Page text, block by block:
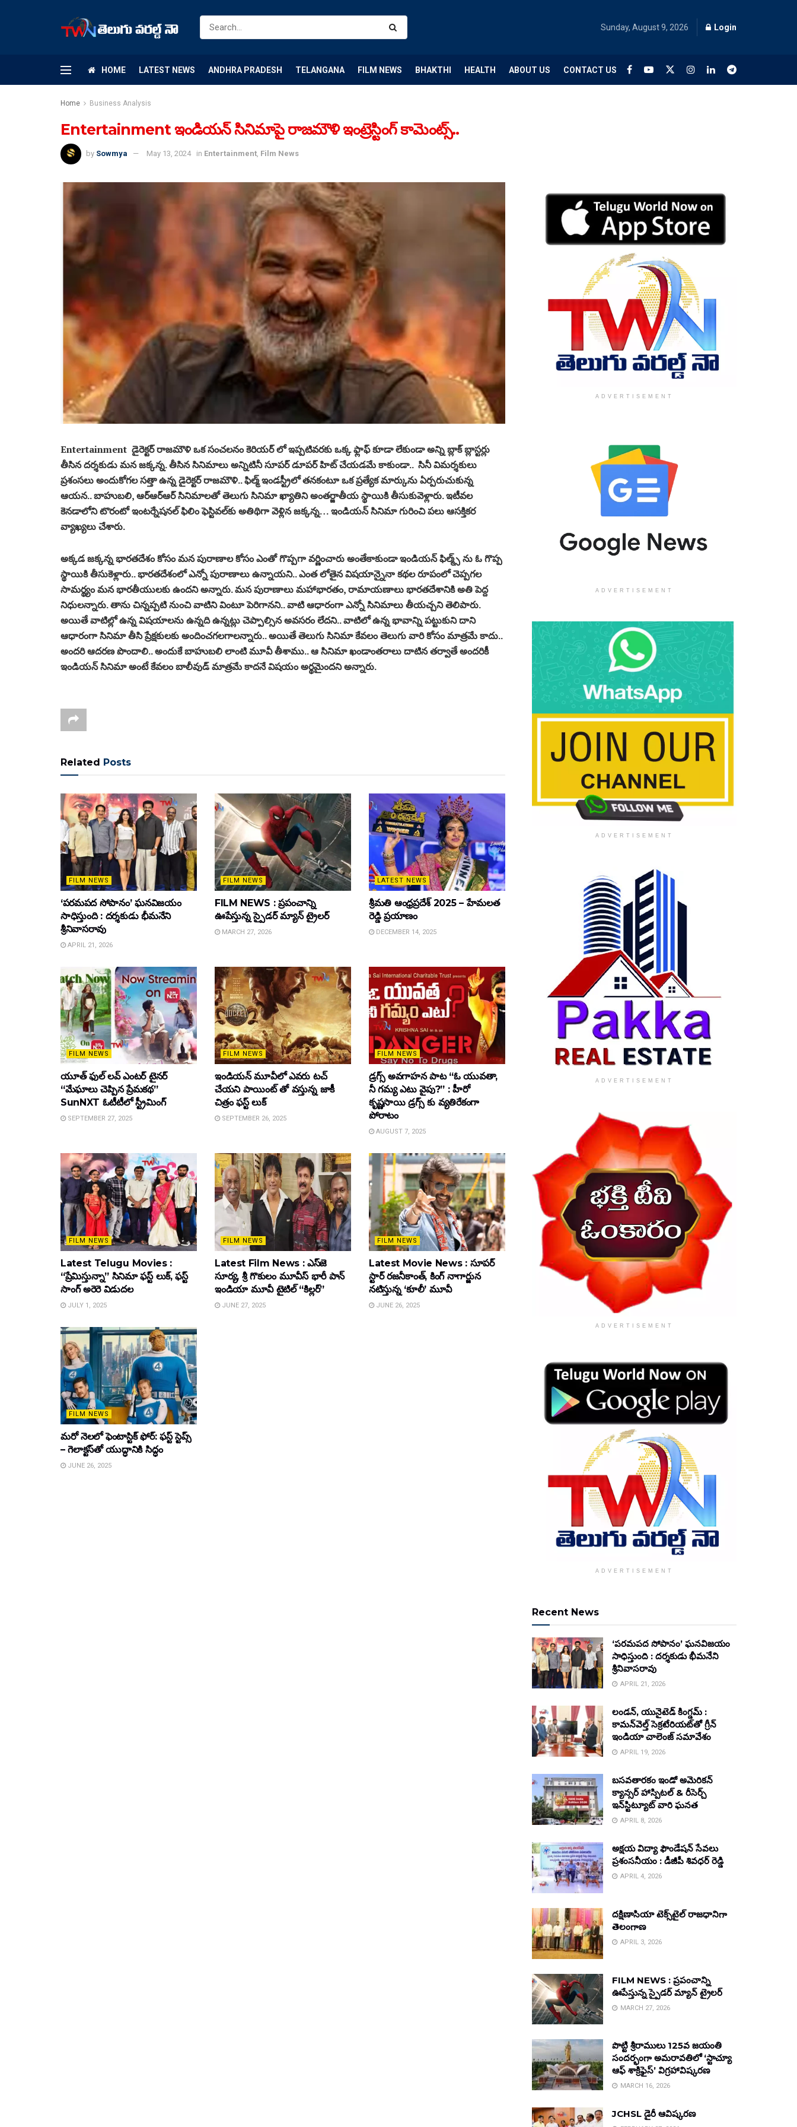
Sunday, August 9, 2026 Login
HOME LATEST NEWS ANDHRA PRADESH TELANGANA FILM NEWS BHAKTHI HEALTH ABOUT US CONTACT US
Home Business Analysis
Entertainment ఇండియన్ సినిమాపై రాజమౌళి ఇంట్రెస్టింగ్​ కామెంట్స్​..
by Sowmya May 13, 2024 in Entertainment, Film News
Entertainment డైరెక్టర్ రాజమౌళి ఒక సంచలనం కెరియర్ లో ఇప్పటివరకు ఒక్క ఫ్లాఫ్ కూడా లేకుండా అన్ని బ్లాక్ బ్లాస్టర్లు
తీసిన దర్శకుడు మన జక్కన్న. తీసిన సినిమాలు అన్నిటినీ సూపర్ డూపర్ హిట్ చేయడమే కాకుండా.. సినీ విమర్శకులు
ప్రశంసలు అందుకోగల సత్తా ఉన్న డైరెక్టర్ రాజమౌళి.. ఫిల్మ్ ఇండస్ట్రీలో తనకంటూ ఒక ప్రత్యేక మార్కును ఏర్పరుచుకున్న
ఆయన.. బాహుబలి, ఆర్‌ఆర్‌ఆర్‌ సినిమాలతో తెలుగు సినిమా ఖ్యాతిని అంతర్జాతీయ స్థాయికి తీసుకువెళ్లారు. ఇటీవల
కెనడాలోని టొరంటో ఇంటర్నేషనల్‌ ఫిలిం ఫెస్టివల్‌కు అతిథిగా వెళ్లిన జక్కన్న… ఇండియన్‌ సినిమా గురించి పలు ఆసక్తికర
వ్యాఖ్యలు చేశారు.
అక్కడ జక్కన్న భారతదేశం కోసం మన పురాణాల కోసం ఎంతో గొప్పగా వర్ణించారు అంతేకాకుండా ఇండియన్ ఫిల్మ్స్ ను ఓ గొప్ప
స్థాయికి తీసుకెళ్లారు.. భారతదేశంలో ఎన్నో పురాణాలు ఉన్నాయని.. ఎంత లోతైన విషయాన్నైనా కథల రూపంలో చెప్పగల
సామర్థ్యం మన భారతీయులకు ఉందని అన్నారు. మన పురాణాలు మహాభారతం, రామాయణాలు భారతదేశానికి అతి పెద్ద
నిధులన్నారు. తాను చిన్నప్పటి నుంచి వాటిని వింటూ పెరిగానని.. వాటి ఆధారంగా ఎన్నో సినిమాలు తీయచ్చని తెలిపారు.
అయితే వాటిల్లో ఉన్న విషయాలను ఉన్నది ఉన్నట్లు చెప్పాల్సిన అవసరం లేదని.. వాటిలో ఉన్న భావాన్ని పట్టుకుని దాని
ఆధారంగా సినిమా తీసి ప్రేక్షకులకు అందించగలగాలన్నారు.. అయితే తెలుగు సినిమా కేవలం తెలుగు వారి కోసం మాత్రమే కాదు..
అందరి ఆదరణ పొందాలి.. అందుకే బాహుబలి లాంటి మూవీ తీశాము.. ఆ సినిమా ఖండాంతరాలు దాటిన తర్వాతే అందరికీ
ఇండియన్‌ సినిమా అంటే కేవలం బాలీవుడ్‌ మాత్రమే కాదనే విషయం అర్థమైందని అన్నారు.
Related Posts
FILM NEWS
‘పరమపద సోపానం’ ఘనవిజయం
సాధిస్తుంది : దర్శకుడు భీమనేని
శ్రీనివాసరావు
APRIL 21, 2026
FILM NEWS
FILM NEWS : ప్రపంచాన్ని
ఊపేస్తున్న స్పైడర్ మ్యాన్ ట్రైలర్
MARCH 27, 2026
LATEST NEWS
శ్రీమతి ఆంధ్రప్రదేశ్ 2025 – హేమలత
రెడ్డి ప్రయాణం
DECEMBER 14, 2025
FILM NEWS
యూత్ ఫుల్ లవ్ ఎంటర్ టైనర్
“మేఘాలు చెప్పిన ప్రేమకథ”
SunNXT ఓటీటీలో స్ట్రీమింగ్
SEPTEMBER 27, 2025
FILM NEWS
ఇండియన్ మూవీలో ఎవరు టచ్
చేయని పాయింట్ తో వస్తున్న జాకీ
చిత్రం ఫస్ట్ లుక్
SEPTEMBER 26, 2025
FILM NEWS
డ్రగ్స్ అవగాహన పాట “ఓ యువతా,
నీ గమ్య ఎటు వైపు?” : హీరో
కృష్ణసాయి డ్రగ్స్ కు వ్యతిరేకంగా
పోరాటం
AUGUST 7, 2025
FILM NEWS
Latest Telugu Movies :
“ప్రేమిస్తున్నా” సినిమా ఫస్ట్ లుక్, ఫస్ట్
సాంగ్ అరెరె విడుదల
JULY 1, 2025
FILM NEWS
Latest Film News : ఎస్‌జె
సూర్య, శ్రీ గొకులం మూవీస్‌ భారీ పాన్‌
ఇండియా మూవీ టైటిల్ “కిల్లర్”
JUNE 27, 2025
FILM NEWS
Latest Movie News : సూపర్
స్టార్ రజనీకాంత్, కింగ్ నాగార్జున
నటిస్తున్న ‘కూలీ’ మూవీ
JUNE 26, 2025
FILM NEWS
మరో నెలలో ఫెంటాస్టిక్ ఫోర్: ఫస్ట్ స్టెప్స్
– గెలాక్టస్‌తో యుద్ధానికి సిద్ధం
JUNE 26, 2025
ADVERTISEMENT
ADVERTISEMENT
ADVERTISEMENT
ADVERTISEMENT
ADVERTISEMENT
ADVERTISEMENT
Recent News
‘పరమపద సోపానం’ ఘనవిజయం
సాధిస్తుంది : దర్శకుడు భీమనేని
శ్రీనివాసరావు
APRIL 21, 2026
లండన్, యునైటెడ్ కింగ్డమ్ :
కామన్‌వెల్త్ సెక్రటేరియట్‌తో గ్రీన్
ఇండియా చాలెంజ్ సమావేశం
APRIL 19, 2026
బసవతారకం ఇండో అమెరికన్
క్యాన్సర్ హాస్పిటల్ & రీసెర్చ్
ఇన్‌స్టిట్యూట్ వారి ఘనత
APRIL 8, 2026
అక్షయ విద్యా ఫౌండేషన్ సేవలు
ప్రశంసనీయం : డీజీపీ శివధర్ రెడ్డి
APRIL 4, 2026
దక్షిణాసియా టెక్స్‌టైల్ రాజధానిగా
తెలంగాణ
APRIL 3, 2026
FILM NEWS : ప్రపంచాన్ని
ఊపేస్తున్న స్పైడర్ మ్యాన్ ట్రైలర్
MARCH 27, 2026
పొట్టి శ్రీరాములు 125వ జయంతి
సందర్భంగా అమరావతిలో ‘స్టాచ్యూ
ఆఫ్ శాక్రిఫైస్’ విగ్రహావిష్కరణ
MARCH 16, 2026
JCHSL డైరీ ఆవిష్కరణ